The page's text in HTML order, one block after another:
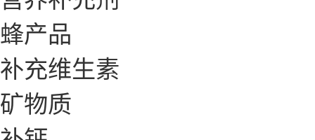
蜂产品
补充维生素
矿物质